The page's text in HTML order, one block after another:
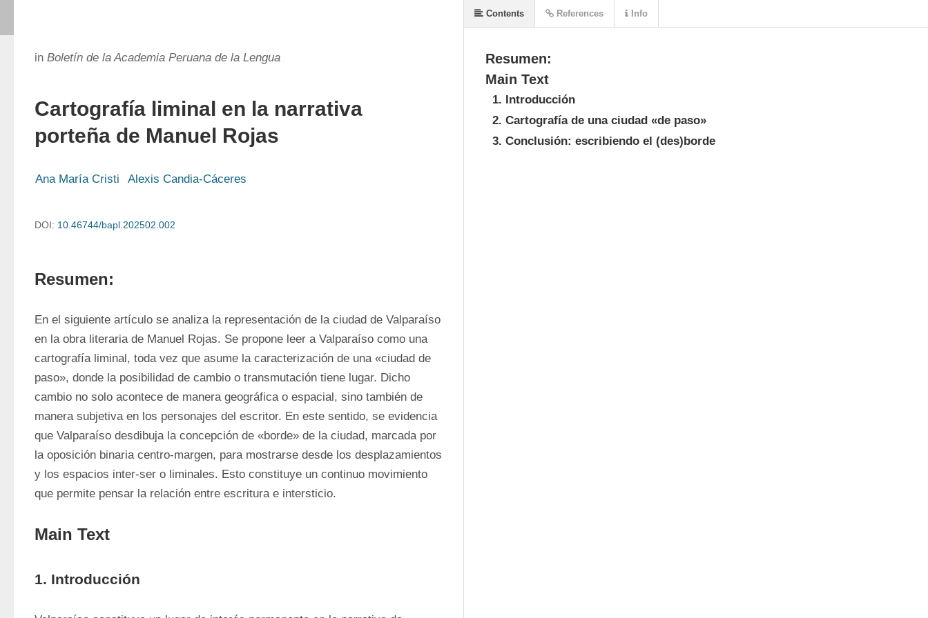
in Boletín de la Academia Peruana de la Lengua
Cartografía liminal en la narrativa
porteña de Manuel Rojas
Ana María Cristi Alexis Candia-Cáceres
DOI: 10.46744/bapl.202502.002
Resumen:
En el siguiente artículo se analiza la representación de la ciudad de Valparaíso
en la obra literaria de Manuel Rojas. Se propone leer a Valparaíso como una
cartografía liminal, toda vez que asume la caracterización de una «ciudad de
paso», donde la posibilidad de cambio o transmutación tiene lugar. Dicho
cambio no solo acontece de manera geográfica o espacial, sino también de
manera subjetiva en los personajes del escritor. En este sentido, se evidencia
que Valparaíso desdibuja la concepción de «borde» de la ciudad, marcada por
la oposición binaria centro-margen, para mostrarse desde los desplazamientos
y los espacios inter-ser o liminales. Esto constituye un continuo movimiento
que permite pensar la relación entre escritura e intersticio.
Main Text
1. Introducción
Resumen:
Main Text
1. Introducción
2. Cartografía de una ciudad «de paso»
3. Conclusión: escribiendo el (des)borde
Contents References Info